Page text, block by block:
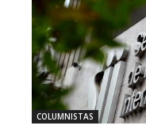
COLUMNISTAS